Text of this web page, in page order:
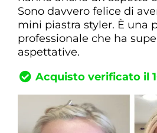
Sono davvero felice di
mini piastra styler. È una
professionale che ha
aspettative.
Acquisto verificato il